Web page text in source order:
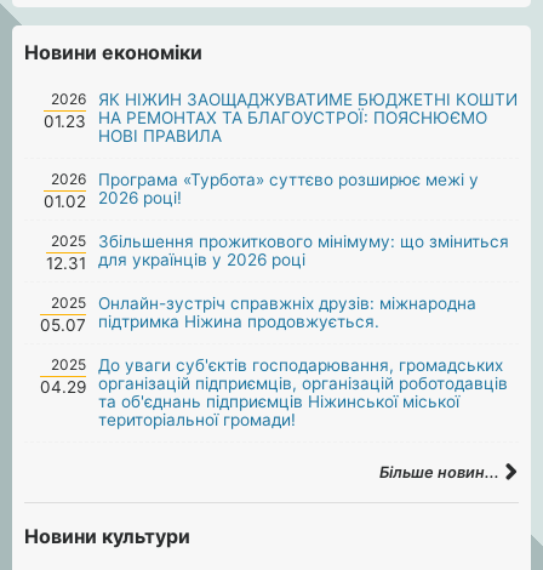
Новини економіки
2026
01.23
ЯК НІЖИН ЗАОЩАДЖУВАТИМЕ БЮДЖЕТНІ КОШТИ
НА РЕМОНТАХ ТА БЛАГОУСТРОЇ: ПОЯСНЮЄМО
НОВІ ПРАВИЛА
2026
01.02
Програма «Турбота» суттєво розширює межі у
2026 році!
2025
12.31
Збільшення прожиткового мінімуму: що зміниться
для українців у 2026 році
2025
05.07
Онлайн-зустріч справжніх друзів: міжнародна
підтримка Ніжина продовжується.
2025
04.29
До уваги суб'єктів господарювання, громадських
організацій підприємців, організацій роботодавців
та об'єднань підприємців Ніжинської міської
територіальної громади!
Більше новин...
Новини культури